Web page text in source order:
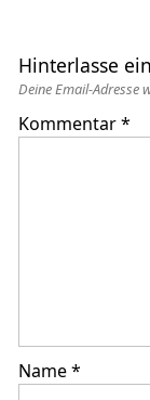
Hinterlasse
Deine Email-Adresse
Kommentar*
Name*